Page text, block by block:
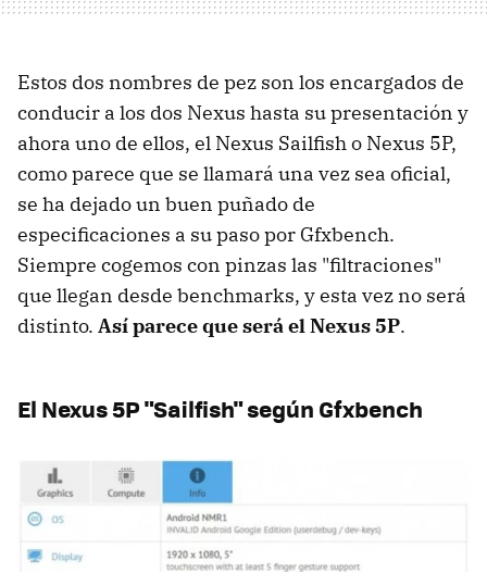
Estos dos nombres de pez son los encargados de
conducir a los dos Nexus hasta su presentación y
ahora uno de ellos, el Nexus Sailfish o Nexus 5P,
como parece que se llamará una vez sea oficial,
se ha dejado un buen puñado de
especificaciones a su paso por Gfxbench.
Siempre cogemos con pinzas las "filtraciones"
que llegan desde benchmarks, y esta vez no será
distinto. Así parece que será el Nexus 5P.
El Nexus 5P "Sailfish" según Gfxbench